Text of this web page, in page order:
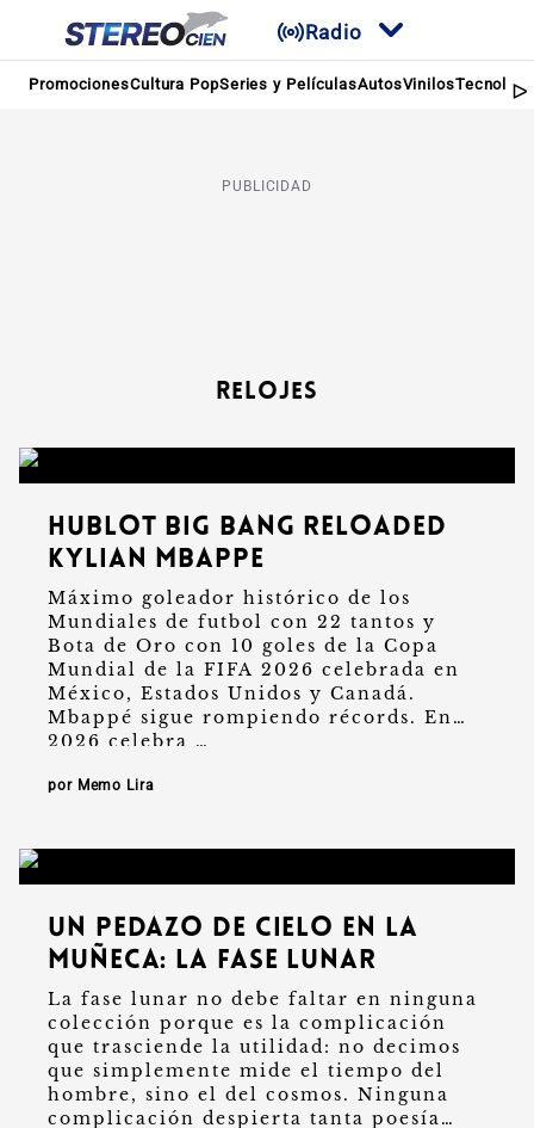
Radio
PromocionesCultura PopSeries y PelículasAutosVinilos
PUBLICIDAD
Relojes
Hublot Big Bang Reloaded
Kylian Mbappe
Máximo goleador histórico de los
Mundiales de futbol con 22 tantos y
Bota de Oro con 10 goles de la Copa
Mundial de la FIFA 2026 celebrada en
México, Estados Unidos y Canadá.
Mbappé sigue rompiendo récords. En
2026 celebra …
por Memo Lira
Un pedazo de cielo en la
muñeca: la fase lunar
La fase lunar no debe faltar en ninguna
colección porque es la complicación
que trasciende la utilidad: no decimos
que simplemente mide el tiempo del
hombre, sino el del cosmos. Ninguna
complicación despierta tanta poesía